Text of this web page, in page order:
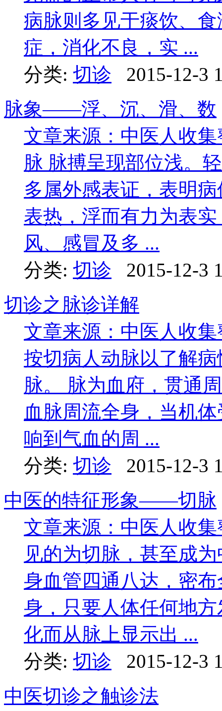
病脉则多见于痰饮、
症，消化不良，实 ...
分类: 切诊
2015-12-3
脉象——浮、沉、滑、数
文章来源：中医人
脉 脉搏呈现部位浅。
多属外感表证，表明
表热，浮而有力为表
风、感冒及多 ...
分类: 切诊
2015-12-3
切诊之脉诊详解
文章来源：中医人收
按切病人动脉以了解
脉。 脉为血府，贯通
血脉周流全身，当机
响到气血的周 ...
分类: 切诊
2015-12-3
中医的特征形象——切脉
文章来源：中医人
见的为切脉，甚至成
身血管四通八达，密
身，只要人体任何地
化而从脉上显示出 ...
分类: 切诊
2015-12-3
中医切诊之触诊法